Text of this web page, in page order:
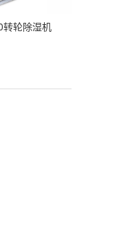
轮除湿机